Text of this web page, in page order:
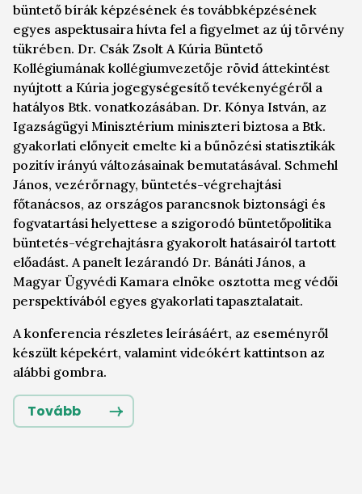
büntető bírák képzésének és továbbképzésének
egyes aspektusaira hívta fel a figyelmet az új törvény
tükrében. Dr. Csák Zsolt A Kúria Büntető
Kollégiumának kollégiumvezetője rövid áttekintést
nyújtott a Kúria jogegységesítő tevékenyégéről a
hatályos Btk. vonatkozásában. Dr. Kónya István, az
Igazságügyi Minisztérium miniszteri biztosa a Btk.
gyakorlati előnyeit emelte ki a bűnözési statisztikák
pozitív irányú változásainak bemutatásával. Schmehl
János, vezérőrnagy, büntetés-végrehajtási
főtanácsos, az országos parancsnok biztonsági és
fogvatartási helyettese a szigorodó büntetőpolitika
büntetés-végrehajtásra gyakorolt hatásairól tartott
előadást. A panelt lezárandó Dr. Bánáti János, a
Magyar Ügyvédi Kamara elnöke osztotta meg védői
perspektívából egyes gyakorlati tapasztalatait.
A konferencia részletes leírásáért, az eseményről
készült képekért, valamint videókért kattintson az
alábbi gombra.
Tovább